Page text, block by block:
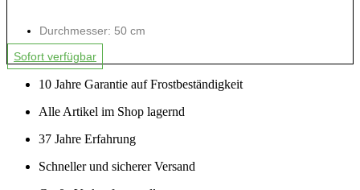
Durchmesser: 50 cm
Sofort verfügbar
10 Jahre Garantie auf Frostbeständigkeit
Alle Artikel im Shop lagernd
37 Jahre Erfahrung
Schneller und sicherer Versand